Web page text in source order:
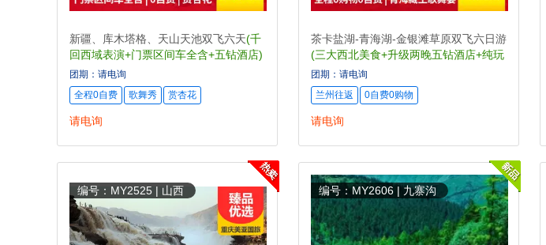
新疆、库木塔格、天山天池双飞六天(千
回西域表演+门票区间车全含+五钻酒店)
团期：请电询
全程0自费
歌舞秀 赏杏花
请电询
茶卡盐湖-青海湖-金银滩草原双飞六日游
(三大西北美食+升级两晚五钻酒店+纯玩
品质游)
团期：请电询
兰州往返
0自费0购物
请电询
编号：MY2525 | 山西 编号：MY2606 | 九寨沟